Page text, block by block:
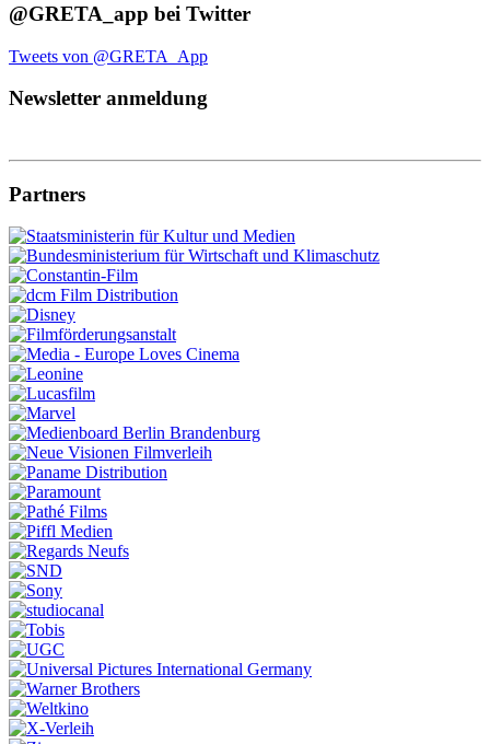
@GRETA_app bei Twitter
Tweets von @GRETA_App
Newsletter anmeldung
Partners